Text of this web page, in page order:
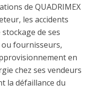
de QUADRIMEX
les accidents
de ses
fournisseurs,
en
chez ses vendeurs
la défaillance du